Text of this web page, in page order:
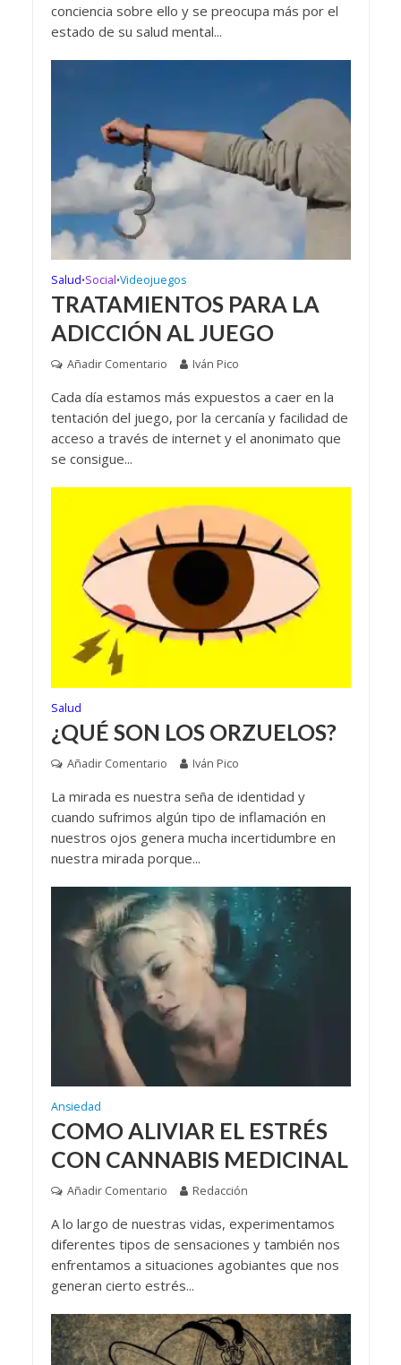
conciencia sobre ello y se preocupa más por el
estado de su salud mental...
Salud•Social•Videojuegos
TRATAMIENTOS PARA LA
ADICCIÓN AL JUEGO
Añadir Comentario Iván Pico
Cada día estamos más expuestos a caer en la
tentación del juego, por la cercanía y facilidad de
acceso a través de internet y el anonimato que
se consigue...
Salud
¿QUÉ SON LOS ORZUELOS?
Añadir Comentario Iván Pico
La mirada es nuestra seña de identidad y
cuando sufrimos algún tipo de inflamación en
nuestros ojos genera mucha incertidumbre en
nuestra mirada porque...
Ansiedad
COMO ALIVIAR EL ESTRÉS
CON CANNABIS MEDICINAL
Añadir Comentario Redacción
A lo largo de nuestras vidas, experimentamos
diferentes tipos de sensaciones y también nos
enfrentamos a situaciones agobiantes que nos
generan cierto estrés...